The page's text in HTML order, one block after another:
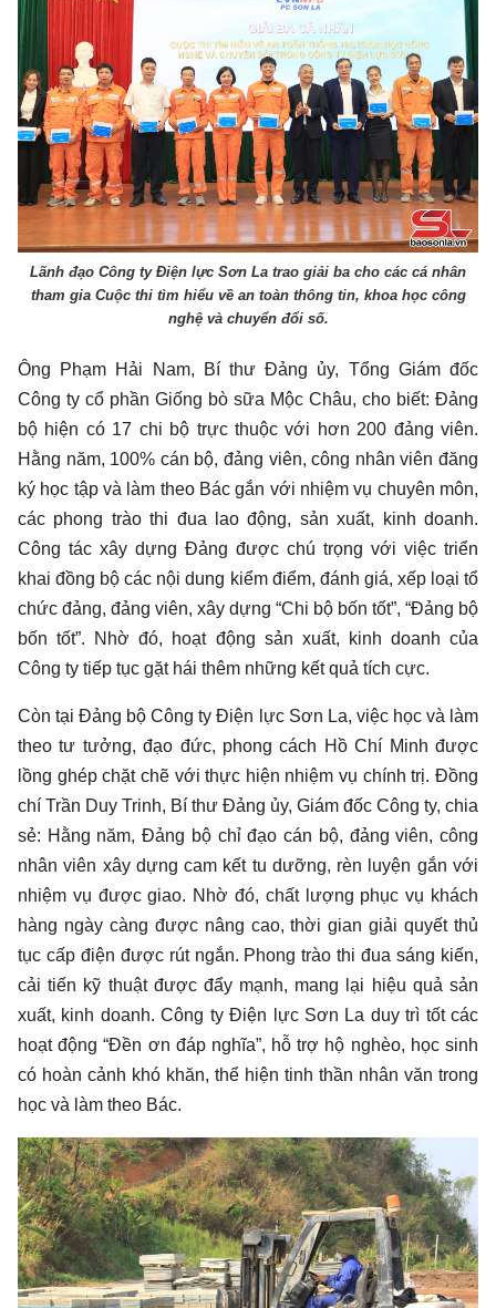
Lãnh đạo Công ty Điện lực Sơn La trao giải ba cho các cá nhân
tham gia Cuộc thi tìm hiểu về an toàn thông tin, khoa học công
nghệ và chuyển đổi số.
Ông Phạm Hải Nam, Bí thư Đảng ủy, Tổng Giám đốc
Công ty cổ phần Giống bò sữa Mộc Châu, cho biết: Đảng
bộ hiện có 17 chi bộ trực thuộc với hơn 200 đảng viên.
Hằng năm, 100% cán bộ, đảng viên, công nhân viên đăng
ký học tập và làm theo Bác gắn với nhiệm vụ chuyên môn,
các phong trào thi đua lao động, sản xuất, kinh doanh.
Công tác xây dựng Đảng được chú trọng với việc triển
khai đồng bộ các nội dung kiểm điểm, đánh giá, xếp loại tổ
chức đảng, đảng viên, xây dựng “Chi bộ bốn tốt”, “Đảng bộ
bốn tốt”. Nhờ đó, hoạt động sản xuất, kinh doanh của
Công ty tiếp tục gặt hái thêm những kết quả tích cực.
Còn tại Đảng bộ Công ty Điện lực Sơn La, việc học và làm
theo tư tưởng, đạo đức, phong cách Hồ Chí Minh được
lồng ghép chặt chẽ với thực hiện nhiệm vụ chính trị. Đồng
chí Trần Duy Trinh, Bí thư Đảng ủy, Giám đốc Công ty, chia
sẻ: Hằng năm, Đảng bộ chỉ đạo cán bộ, đảng viên, công
nhân viên xây dựng cam kết tu dưỡng, rèn luyện gắn với
nhiệm vụ được giao. Nhờ đó, chất lượng phục vụ khách
hàng ngày càng được nâng cao, thời gian giải quyết thủ
tục cấp điện được rút ngắn. Phong trào thi đua sáng kiến,
cải tiến kỹ thuật được đẩy mạnh, mang lại hiệu quả sản
xuất, kinh doanh. Công ty Điện lực Sơn La duy trì tốt các
hoạt động “Đền ơn đáp nghĩa”, hỗ trợ hộ nghèo, học sinh
có hoàn cảnh khó khăn, thể hiện tinh thần nhân văn trong
học và làm theo Bác.